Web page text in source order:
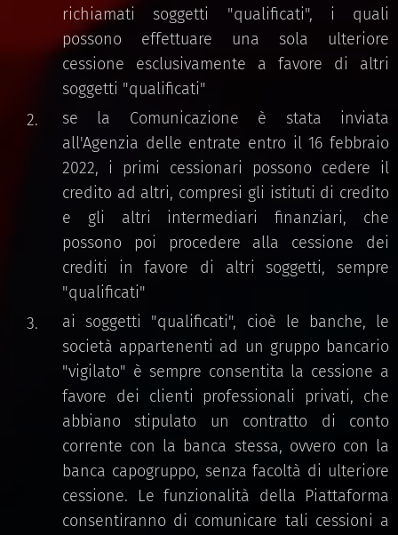
richiamati soggetti "qualificati", i quali
possono effettuare una sola ulteriore
cessione esclusivamente a favore di altri
soggetti "qualificati"
se la Comunicazione è stata inviata
all'Agenzia delle entrate entro il 16 febbraio
2022, i primi cessionari possono cedere il
credito ad altri, compresi gli istituti di credito
e gli altri intermediari finanziari, che
possono poi procedere alla cessione dei
crediti in favore di altri soggetti, sempre
"qualificati"
ai soggetti "qualificati", cioè le banche, le
società appartenenti ad un gruppo bancario
"vigilato" è sempre consentita la cessione a
favore dei clienti professionali privati, che
abbiano stipulato un contratto di conto
corrente con la banca stessa, ovvero con la
banca capogruppo, senza facoltà di ulteriore
cessione. Le funzionalità della Piattaforma
consentiranno di comunicare tali cessioni a